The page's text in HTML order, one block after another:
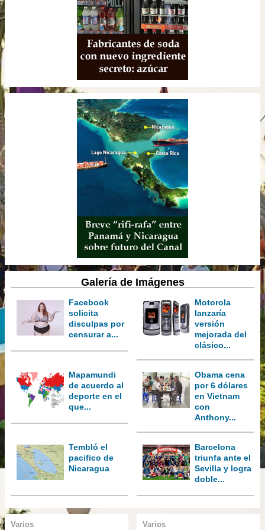
Galería de Imágenes
Facebook
solicita
disculpas por
censurar a...
Motorola
lanzaría
versión
mejorada del
clásico...
Mapamundi
de acuerdo al
deporte en el
que...
Obama cena
por 6 dólares
en Vietnam
con
Anthony...
Tembló el
pacifico de
Nicaragua
Barcelona
triunfa ante el
Sevilla y logra
doble...
Varios Varios